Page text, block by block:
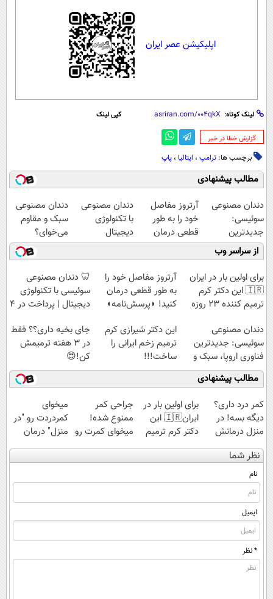
اپلیکیشن عصر ایران
لینک کوتاه: کپی لینک
‌گزارش خطا در خبر
برچسب ها: ترامپ ، ایتالیا ، پاپ
مطالب پیشنهادی
دندان مصنوعی
سوئیسی:
جدیدترین
فناوری اروپا،
سبک و مقاوم |
پرداخت قسطی
آرتروز مفاصل
خود را به طور
قطعی درمان
کنید!
◗پرسش‌نامه◖
دندان مصنوعی
با تکنولوژی
دیجیتال
سوئیسی🇨🇭
دندان مصنوعی
سبک و مقاوم
می‌خوای؟
پرداخت اقساطی
هم داریم!😍 |
📍تهران
از سراسر وب
برای اولین بار در ایران
🇮🇷 این دکتر کرم
ترمیم کننده 23 روزه
آرتروز مفاصل خود را
به طور قطعی درمان
کنید! ◗پرسش‌نامه◖
🦷 دندان مصنوعی
سوئیسی با تکنولوژی
دیجیتال | پرداخت در 4
دندان مصنوعی
سوئیسی: جدیدترین
فناوری اروپا، سبک و
مقاوم | پرداخت
قسطی
این دکتر شیرازی کرم
ترمیم زخم ایرانی را
ساخت!!!
جای بخیه داری؟؟ فقط
در 3 هفته ترمیمش
کن!😍
مطالب پیشنهادی
کمر درد داری؟
دیگه بسه! در
منزل درمانش
کن
(◀پرسش‌نامه)
برای اولین بار در
ایران🇮🇷 این
دکتر کرم ترمیم
کننده 23 روزه
ساخت!
جراحی کمر
ممنوع شده!
میخوای کمرت رو
در منزل درمان
کنی؟
میخوای
کمردردت رو "در
منزل" درمان
کنی؟ (◂فیلم +
◂پرسش‌نامه)
نظر شما
نام
ایمیل
* نظر